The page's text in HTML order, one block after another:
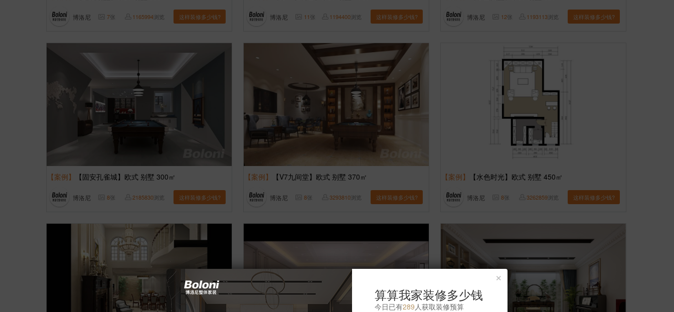
博洛尼 7张 1165994浏览 这样装修多少钱? 博洛尼 11张 1194400浏览 这样装修多少钱? 博洛尼 12张 1193113浏览 这样装修多少钱?
【案例】 【固安孔雀城】欧式 别墅 300㎡
博洛尼 8张 2185830浏览 这样装修多少钱?
【案例】 【V7九间堂】欧式 别墅 370㎡
博洛尼 8张 3293810浏览 这样装修多少钱?
【案例】 【水色时光】欧式 别墅 450㎡
博洛尼 8张 3262859浏览 这样装修多少钱?
×
算算我家装修多少钱
今日已有289 人获取装修预算